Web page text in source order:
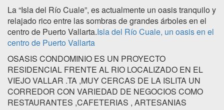
La “Isla del Río Cuale”, es actualmente un oasis tranquilo y
relajado rico entre las sombras de grandes árboles en el
centro de Puerto Vallarta.Isla del Río Cuale, un oasis en el
centro de Puerto Vallarta
OSASIS CONDOMINIO ES UN PROYECTO
RESIDENCIAL FRENTE AL RIO LOCALIZADO EN EL
VIEJO VALLAR .TA ,MUY CERCAS DE LA ISLITA UN
CORREDOR CON VARIEDAD DE NEGOCIOS COMO
RESTAURANTES ,CAFETERIAS , ARTESANIAS